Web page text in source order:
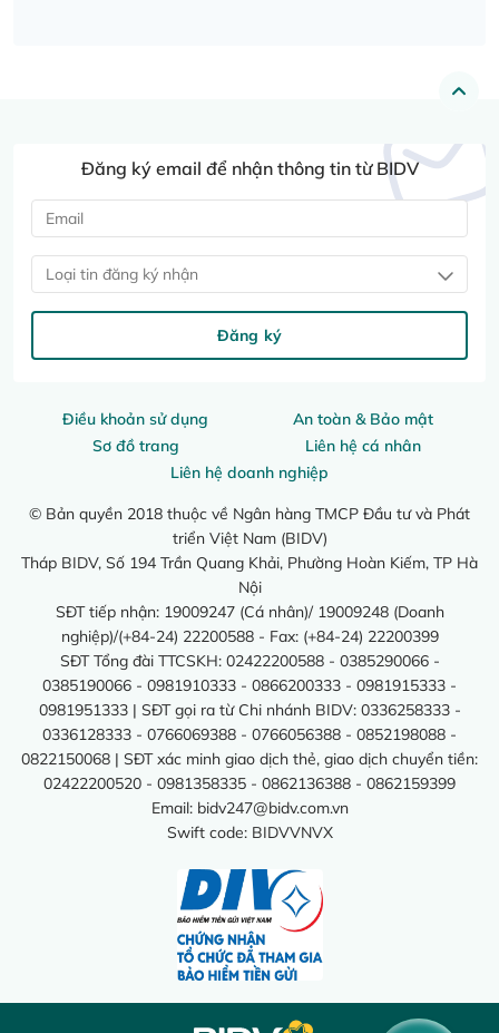
Điều khoản sử dụng
An toàn & Bảo mật
Sơ đồ trang
Liên hệ cá nhân
Liên hệ doanh nghiệp
© Bản quyền 2018 thuộc về Ngân hàng TMCP Đầu tư và Phát
triển Việt Nam (BIDV)
Tháp BIDV, Số 194 Trần Quang Khải, Phường Hoàn Kiếm, TP Hà
Nội
SĐT tiếp nhận: 19009247 (Cá nhân)/ 19009248 (Doanh
nghiệp)/(+84-24) 22200588 - Fax: (+84-24) 22200399
SĐT Tổng đài TTCSKH: 02422200588 - 0385290066 -
0385190066 - 0981910333 - 0866200333 - 0981915333 -
0981951333 | SĐT gọi ra từ Chi nhánh BIDV: 0336258333 -
0336128333 - 0766069388 - 0766056388 - 0852198088 -
0822150068 | SĐT xác minh giao dịch thẻ, giao dịch chuyển tiền:
02422200520 - 0981358335 - 0862136388 - 0862159399
Email: bidv247@bidv.com.vn
Swift code: BIDVVNVX
Đăng ký email để nhận thông tin từ BIDV
Loại tin đăng ký nhận
Đăng ký